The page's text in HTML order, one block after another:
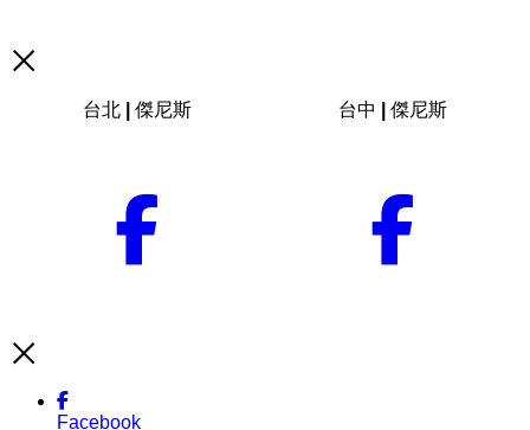
台北 | 傑尼斯 台中 | 傑尼斯
Facebook